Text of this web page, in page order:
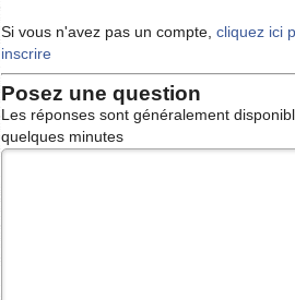
Si vous n'avez pas un compte, cliquez ici
inscrire
Posez une question
Les réponses sont généralement
quelques minutes